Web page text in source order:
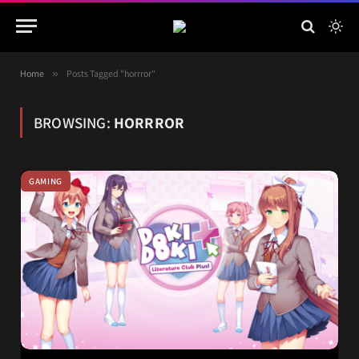
Home » Posts Tagged "horrror"
BROWSING: HORRROR
GAMING